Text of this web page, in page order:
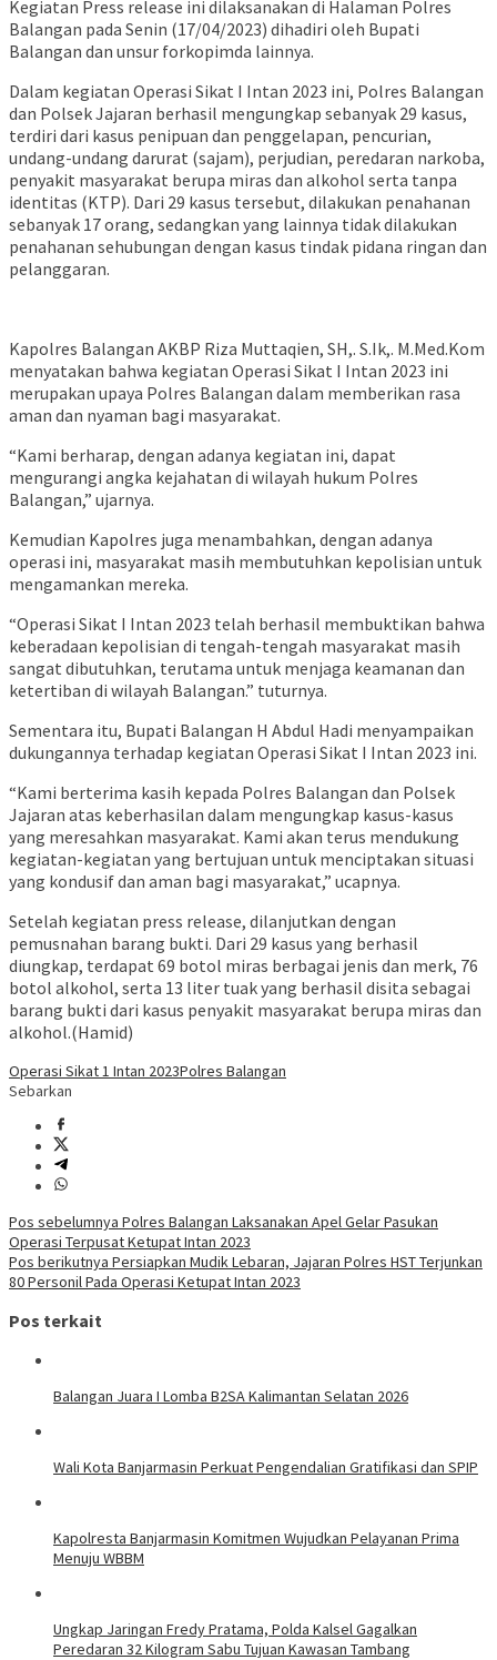
Kegiatan Press release ini dilaksanakan di Halaman Polres
Balangan pada Senin (17/04/2023) dihadiri oleh Bupati
Balangan dan unsur forkopimda lainnya.
Dalam kegiatan Operasi Sikat I Intan 2023 ini, Polres Balangan
dan Polsek Jajaran berhasil mengungkap sebanyak 29 kasus,
terdiri dari kasus penipuan dan penggelapan, pencurian,
undang-undang darurat (sajam), perjudian, peredaran narkoba,
penyakit masyarakat berupa miras dan alkohol serta tanpa
identitas (KTP). Dari 29 kasus tersebut, dilakukan penahanan
sebanyak 17 orang, sedangkan yang lainnya tidak dilakukan
penahanan sehubungan dengan kasus tindak pidana ringan dan
pelanggaran.
Kapolres Balangan AKBP Riza Muttaqien, SH,. S.Ik,. M.Med.Kom
menyatakan bahwa kegiatan Operasi Sikat I Intan 2023 ini
merupakan upaya Polres Balangan dalam memberikan rasa
aman dan nyaman bagi masyarakat.
“Kami berharap, dengan adanya kegiatan ini, dapat
mengurangi angka kejahatan di wilayah hukum Polres
Balangan,” ujarnya.
Kemudian Kapolres juga menambahkan, dengan adanya
operasi ini, masyarakat masih membutuhkan kepolisian untuk
mengamankan mereka.
“Operasi Sikat I Intan 2023 telah berhasil membuktikan bahwa
keberadaan kepolisian di tengah-tengah masyarakat masih
sangat dibutuhkan, terutama untuk menjaga keamanan dan
ketertiban di wilayah Balangan.” tuturnya.
Sementara itu, Bupati Balangan H Abdul Hadi menyampaikan
dukungannya terhadap kegiatan Operasi Sikat I Intan 2023 ini.
“Kami berterima kasih kepada Polres Balangan dan Polsek
Jajaran atas keberhasilan dalam mengungkap kasus-kasus
yang meresahkan masyarakat. Kami akan terus mendukung
kegiatan-kegiatan yang bertujuan untuk menciptakan situasi
yang kondusif dan aman bagi masyarakat,” ucapnya.
Setelah kegiatan press release, dilanjutkan dengan
pemusnahan barang bukti. Dari 29 kasus yang berhasil
diungkap, terdapat 69 botol miras berbagai jenis dan merk, 76
botol alkohol, serta 13 liter tuak yang berhasil disita sebagai
barang bukti dari kasus penyakit masyarakat berupa miras dan
alkohol.(Hamid)
Operasi Sikat 1 Intan 2023Polres Balangan
Sebarkan
Navigasi
pos
Pos sebelumnya Polres Balangan Laksanakan Apel Gelar Pasukan
Operasi Terpusat Ketupat Intan 2023
Pos berikutnya Persiapkan Mudik Lebaran, Jajaran Polres HST Terjunkan
80 Personil Pada Operasi Ketupat Intan 2023
Pos terkait
Balangan Juara I Lomba B2SA Kalimantan Selatan 2026
Wali Kota Banjarmasin Perkuat Pengendalian Gratifikasi dan SPIP
Kapolresta Banjarmasin Komitmen Wujudkan Pelayanan Prima
Menuju WBBM
Ungkap Jaringan Fredy Pratama, Polda Kalsel Gagalkan
Peredaran 32 Kilogram Sabu Tujuan Kawasan Tambang